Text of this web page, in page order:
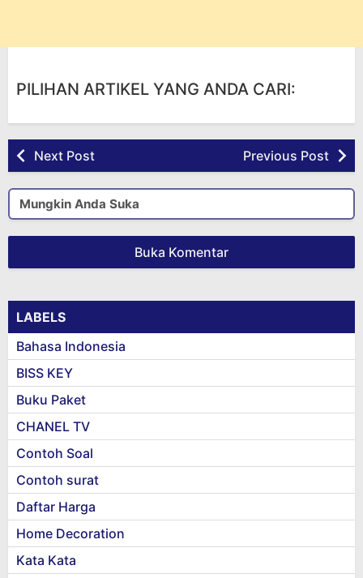
PILIHAN ARTIKEL YANG ANDA CARI:
Next Post Previous Post
Mungkin Anda Suka
Buka Komentar
LABELS
Bahasa Indonesia
BISS KEY
Buku Paket
CHANEL TV
Contoh Soal
Contoh surat
Daftar Harga
Home Decoration
Kata Kata